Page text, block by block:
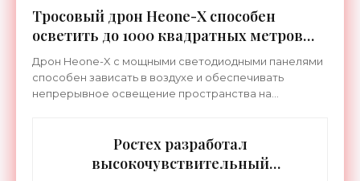
Тросовый дрон Heone-X способен
осветить до 1000 квадратных метров
земли - «Беспилотники»
Дрон Heone-X с мощными светодиодными панелями
способен зависать в воздухе и обеспечивать
непрерывное освещение пространства на
Ростех разработал
высокочувствительный